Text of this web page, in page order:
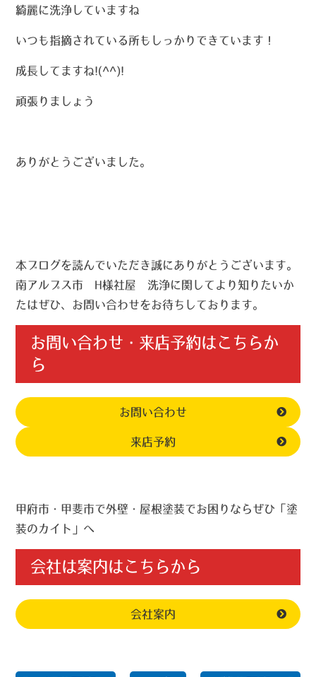
綺麗に洗浄していますね
いつも指摘されている所もしっかりできています！
成長してますね!(^^)!
頑張りましょう
ありがとうございました。
本ブログを読んでいただき誠にありがとうございます。
南アルプス市 H様社屋 洗浄に関してより知りたいか
たはぜひ、お問い合わせをお待ちしております。
お問い合わせ・来店予約はこちらか
ら
お問い合わせ
来店予約
甲府市・甲斐市で外壁・屋根塗装でお困りならぜひ「塗
装のカイト」へ
会社は案内はこちらから
会社案内